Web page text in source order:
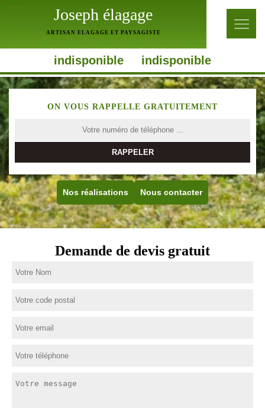
Joseph élagage
ARTISAN ELAGAGE ET PAYSAGISTE
indisponible indisponible
ON VOUS RAPPELLE GRATUITEMENT
Nos réalisations Nous contacter
Demande de devis gratuit